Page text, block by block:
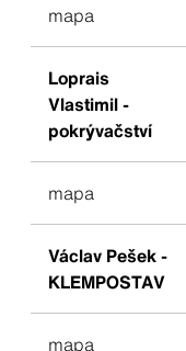
mapa
Loprais
Vlastimil -
pokrývačství
mapa
Václav Pešek -
KLEMPOSTAV
mapa